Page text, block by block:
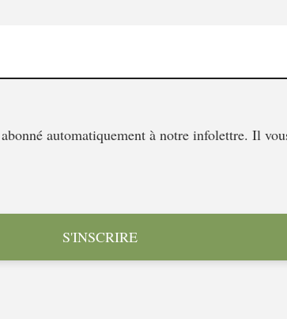
automatiquement à notre infolettre. Il
S'INSCRIRE